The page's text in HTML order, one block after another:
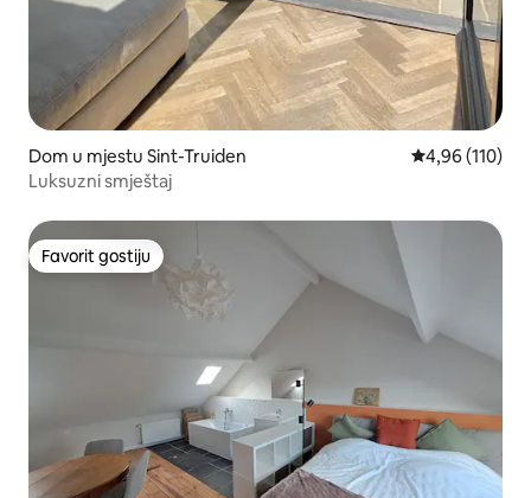
Dom u mjestu Sint-Truiden Prosječna
4,96 (110)
Luksuzni smještaj
Favorit gostiju
Favorit gostiju